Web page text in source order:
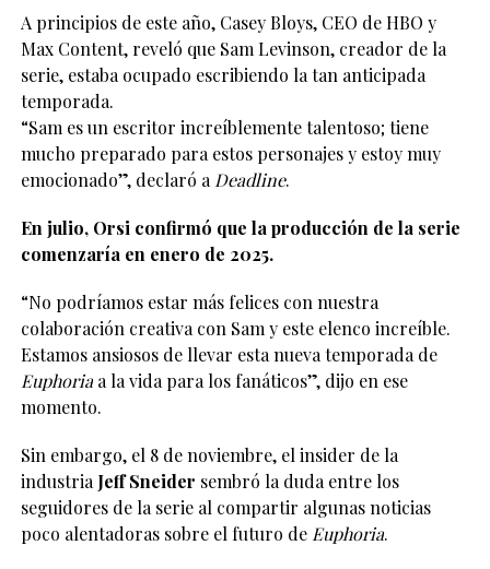
A principios de este año, Casey Bloys, CEO de HBO y
Max Content, reveló que Sam Levinson, creador de la
serie, estaba ocupado escribiendo la tan anticipada
temporada.
“Sam es un escritor increíblemente talentoso; tiene
mucho preparado para estos personajes y estoy muy
emocionado”, declaró aDeadline.
En julio, Orsi confirmó que la producción de la serie
comenzaría en enero de 2025.
“No podríamos estar más felices con nuestra
colaboración creativa con Sam y este elenco increíble.
Estamos ansiosos de llevar esta nueva temporada de
Euphoriaa la vida para los fanáticos”, dijo en ese
momento.
Sin embargo, el 8 de noviembre, el insider de la
industriaJeff Sneider sembró la duda entre los
seguidores de la serie al compartir algunas noticias
poco alentadoras sobre el futuro de Euphoria.